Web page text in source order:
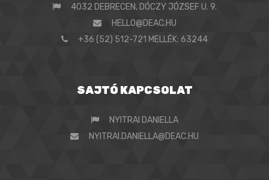
4032 DEBRECEN, DÓCZY JÓZSEF U. 9.
HELLO@DEAC.HU
+36 (52) 512-721 MELLÉK: 63244
SAJTÓ KAPCSOLAT
NYITRAI DANIELLA
NYITRAI.DANIELLA@DEAC.HU